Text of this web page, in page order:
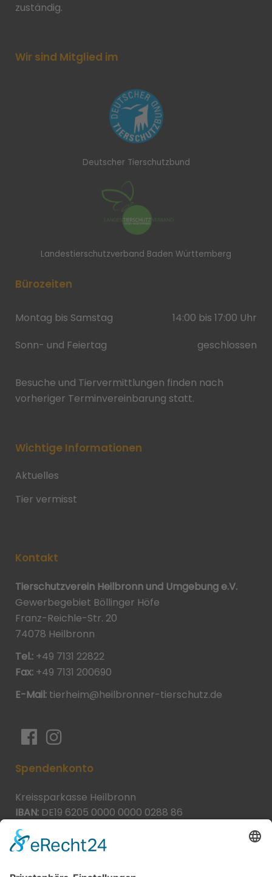
zuständig.
Wir sind Mitglied im
Deutscher Tierschutzbund
Landestierschutzverband Baden Württemberg
Bürozeiten
Montag bis Samstag
14:00 bis 17:00 Uhr
Sonn- und Feiertag
geschlossen
Besuche und Tiervermittlungen finden nach
vorheriger Terminvereinbarung statt.
Wichtige Informationen
Aktuelles
Tier vermisst
Kontakt
Tierschutzverein Heilbronn und Umgebung e.V.
Gewerbegebiet Böllinger Höfe
Franz-Reichle-Str. 20
74078 Heilbronn
Tel.: +49 7131 22822
Fax: +49 7131 200690
E-Mail: tierheim@heilbronner-tierschutz.de
Spendenkonto
Kreissparkasse Heilbronn
IBAN: DE19 6205 0000 0000 0288 86
BIC:
Spende direkt via PayPal